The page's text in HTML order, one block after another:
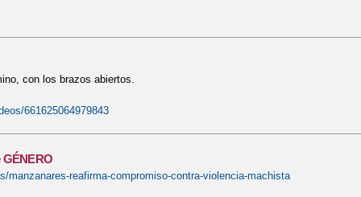
con los brazos abiertos.
661625064979843
GÉNERO
manzanares-reafirma-compromiso-contra-violencia-machista